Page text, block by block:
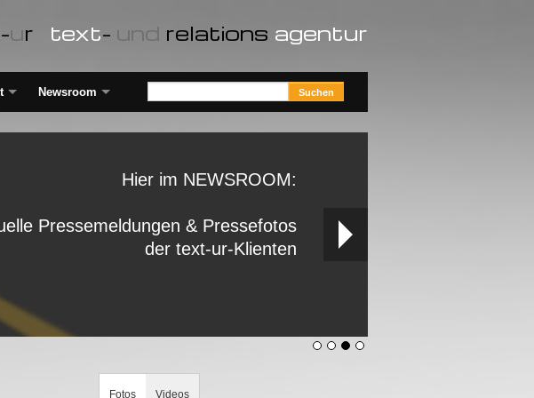
-ur text- und relations agentur
Newsroom
Hier im NEWSROOM:
Pressemeldungen & Pressefotos
der text-ur-Klienten
Fotos Videos